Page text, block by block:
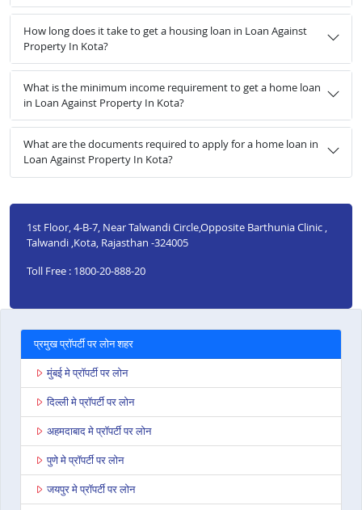
How long does it take to get a housing loan in Loan Against
Property In Kota?
What is the minimum income requirement to get a home loan
in Loan Against Property In Kota?
What are the documents required to apply for a home loan in
Loan Against Property In Kota?
1st Floor, 4-B-7, Near Talwandi Circle,Opposite Barthunia Clinic ,
Talwandi ,Kota, Rajasthan -324005
Toll Free : 1800-20-888-20
प्रमुख प्रॉपर्टी पर लोन शहर
मुंबई मे प्रॉपर्टी पर लोन
दिल्ली मे प्रॉपर्टी पर लोन
अहमदाबाद मे प्रॉपर्टी पर लोन
पुणे मे प्रॉपर्टी पर लोन
जयपुर मे प्रॉपर्टी पर लोन